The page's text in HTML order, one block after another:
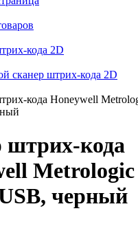
кода 2D
сканер штрих-кода 2D
кода Honeywell
штрих-кода
Metrologic
черный